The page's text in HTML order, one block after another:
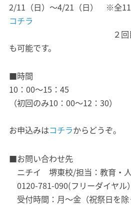
2/11（日）～4/21（日） ※
コチラ
２回目（2/18
も可能です。
■時間
10：00～15：45
（初回のみ10：00～12：30）
お申込みはコチラからどうぞ。
■お問い合わせ先
ニチイ 堺東校/担当：教育・
0120-781-090(フリーダイヤル）
受付時間：月～金（祝祭日を